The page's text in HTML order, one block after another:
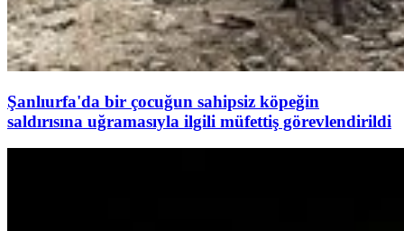
Şanlıurfa'da bir çocuğun sahipsiz köpeğin
saldırısına uğramasıyla ilgili müfettiş görevlendirildi